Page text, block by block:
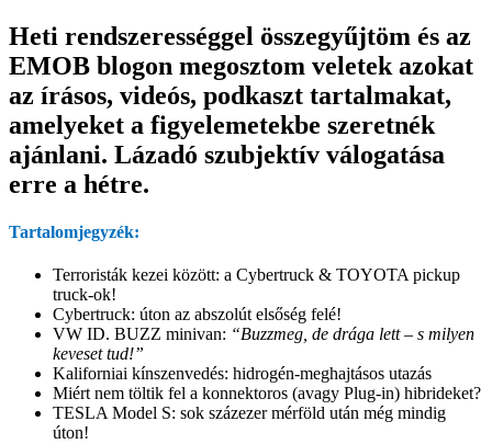
Heti rendszerességgel összegyűjtöm és az
EMOB blogon megosztom veletek azokat
az írásos, videós, podkaszt tartalmakat,
amelyeket a figyelemetekbe szeretnék
ajánlani. Lázadó szubjektív válogatása
erre a hétre.
Tartalomjegyzék:
Terroristák kezei között: a Cybertruck & TOYOTA pickup
truck-ok!
Cybertruck: úton az abszolút elsőség felé!
VW ID. BUZZ minivan: “Buzzmeg, de drága lett – s milyen
keveset tud!”
Kaliforniai kínszenvedés: hidrogén-meghajtásos utazás
Miért nem töltik fel a konnektoros (avagy Plug-in) hibrideket?
TESLA Model S: sok százezer mérföld után még mindig
úton!